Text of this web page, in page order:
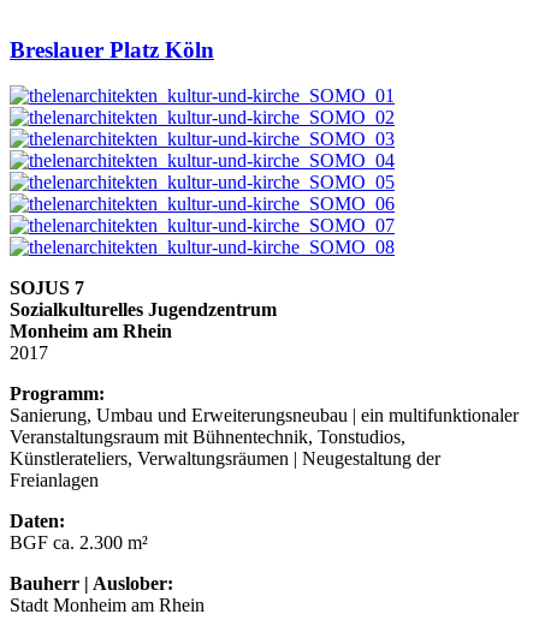
Breslauer Platz Köln
SOJUS 7
Sozialkulturelles Jugendzentrum
Monheim am Rhein
2017
Programm:
Sanierung, Umbau und Erweiterungsneubau | ein multifunktionaler
Veranstaltungsraum mit Bühnentechnik, Tonstudios,
Künstlerateliers, Verwaltungsräumen | Neugestaltung der
Freianlagen
Daten:
BGF ca. 2.300 m²
Bauherr | Auslober:
Stadt Monheim am Rhein